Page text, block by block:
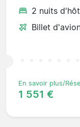
2 nuits
Billet
En savoir plus/
1 551 €